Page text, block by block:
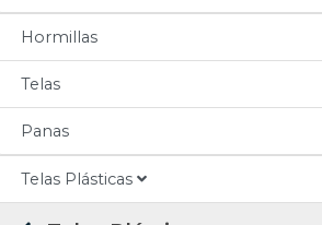
Hormillas
Telas
Panas
Telas Plásticas